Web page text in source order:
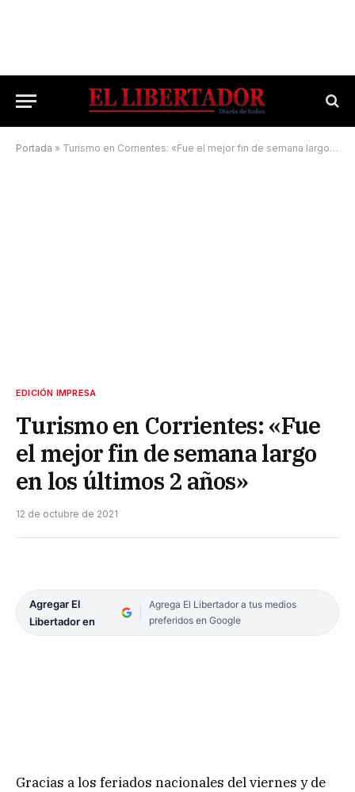
Portada » Turismo en Corrientes: «Fue el mejor fin de semana largo en los últimos 2 años»
EDICIÓN IMPRESA
Turismo en Corrientes: «Fue
el mejor fin de semana largo
en los últimos 2 años»
12 de octubre de 2021
Agregar El
Libertador en
Agrega El Libertador a tus medios
preferidos en Google
Gracias a los feriados nacionales del viernes y de